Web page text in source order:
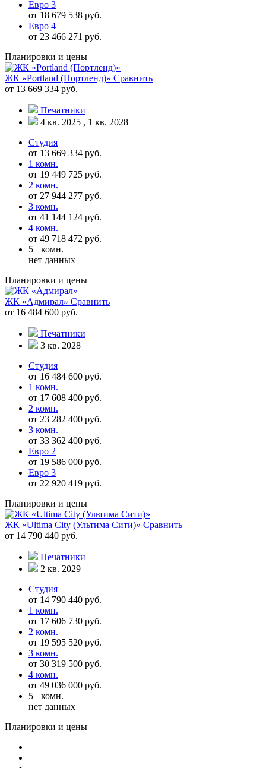
Евро 3
от 18 679 538 руб.
Евро 4
от 23 466 271 руб.
Планировки и цены
ЖК «Portland (Портленд)» Сравнить
от 13 669 334 руб.
Печатники
4 кв. 2025 , 1 кв. 2028
Студия
от 13 669 334 руб.
1 комн.
от 19 449 725 руб.
2 комн.
от 27 944 277 руб.
3 комн.
от 41 144 124 руб.
4 комн.
от 49 718 472 руб.
5+ комн.
нет данных
Планировки и цены
ЖК «Адмирал» Сравнить
от 16 484 600 руб.
Печатники
3 кв. 2028
Студия
от 16 484 600 руб.
1 комн.
от 17 608 400 руб.
2 комн.
от 23 282 400 руб.
3 комн.
от 33 362 400 руб.
Евро 2
от 19 586 000 руб.
Евро 3
от 22 920 419 руб.
Планировки и цены
ЖК «Ultima City (Ультима Сити)» Сравнить
от 14 790 440 руб.
Печатники
2 кв. 2029
Студия
от 14 790 440 руб.
1 комн.
от 17 606 730 руб.
2 комн.
от 19 595 520 руб.
3 комн.
от 30 319 500 руб.
4 комн.
от 49 036 000 руб.
5+ комн.
нет данных
Планировки и цены